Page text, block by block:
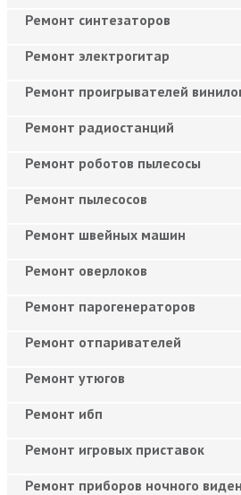
Ремонт синтезаторов
Ремонт электрогитар
Ремонт проигрывателей
Ремонт радиостанций
Ремонт роботов пылесосы
Ремонт пылесосов
Ремонт швейных машин
Ремонт оверлоков
Ремонт парогенераторов
Ремонт отпаривателей
Ремонт утюгов
Ремонт ибп
Ремонт игровых приставок
Ремонт приборов ночного